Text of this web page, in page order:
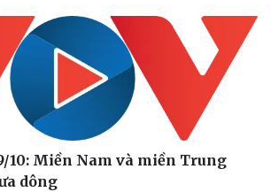
10: Miền Nam và miền Trung
dông